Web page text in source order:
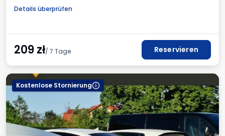
Erforderliche Fahrzeugkennzeichen
Details überprüfen
209zł/ 7 Tage Reservieren
Kostenlose Stornierung